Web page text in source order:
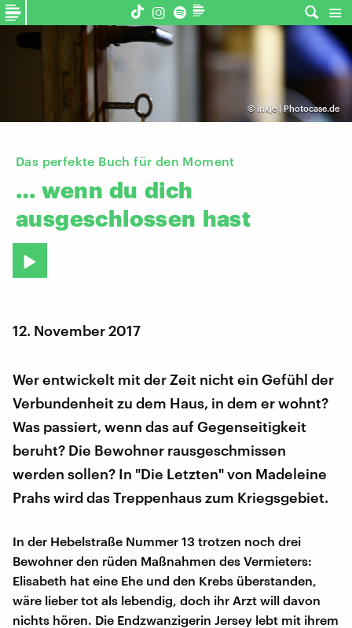
© inkje | Photocase.de
Das perfekte Buch für den Moment
… wenn du dich
ausgeschlossen hast
12. November 2017
Wer entwickelt mit der Zeit nicht ein Gefühl der
Verbundenheit zu dem Haus, in dem er wohnt?
Was passiert, wenn das auf Gegenseitigkeit
beruht? Die Bewohner rausgeschmissen
werden sollen? In "Die Letzten" von Madeleine
Prahs wird das Treppenhaus zum Kriegsgebiet.
In der Hebelstraße Nummer 13 trotzen noch drei
Bewohner den rüden Maßnahmen des Vermieters:
Elisabeth hat eine Ehe und den Krebs überstanden,
wäre lieber tot als lebendig, doch ihr Arzt will davon
nichts hören. Die Endzwanzigerin Jersey lebt mit ihrem